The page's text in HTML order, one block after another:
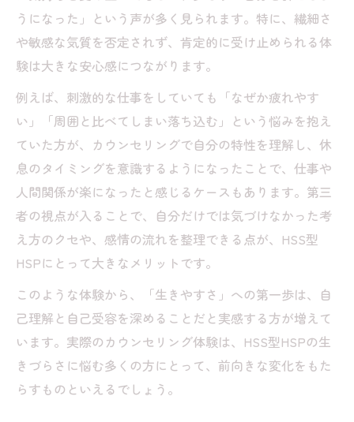
うになった」という声が多く見られます。特に、繊細さ
や敏感な気質を否定されず、肯定的に受け止められる体
験は大きな安心感につながります。
例えば、刺激的な仕事をしていても「なぜか疲れやす
い」「周囲と比べてしまい落ち込む」という悩みを抱え
ていた方が、カウンセリングで自分の特性を理解し、休
息のタイミングを意識するようになったことで、仕事や
人間関係が楽になったと感じるケースもあります。第三
者の視点が入ることで、自分だけでは気づけなかった考
え方のクセや、感情の流れを整理できる点が、HSS型
HSPにとって大きなメリットです。
このような体験から、「生きやすさ」への第一歩は、自
己理解と自己受容を深めることだと実感する方が増えて
います。実際のカウンセリング体験は、HSS型HSPの生
きづらさに悩む多くの方にとって、前向きな変化をもた
らすものといえるでしょう。